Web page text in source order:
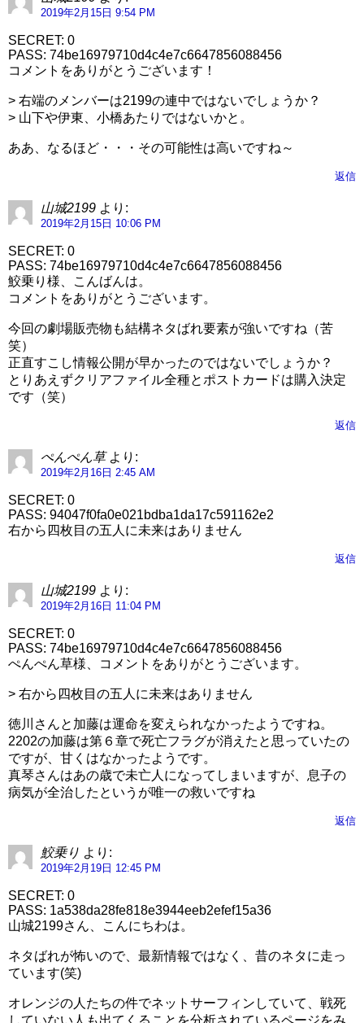
2019年2月15日 9:54 PM
SECRET: 0
PASS: 74be16979710d4c4e7c6647856088456
コメントをありがとうございます！
> 右端のメンバーは2199の連中ではないでしょうか？
> 山下や伊東、小橋あたりではないかと。
ああ、なるほど・・・その可能性は高いですね～
返信
山城2199 より:
2019年2月15日 10:06 PM
SECRET: 0
PASS: 74be16979710d4c4e7c6647856088456
鮫乗り様、こんばんは。
コメントをありがとうございます。
今回の劇場販売物も結構ネタばれ要素が強いですね（苦
笑）
正直すこし情報公開が早かったのではないでしょうか？
とりあえずクリアファイル全種とポストカードは購入決定
です（笑）
返信
ぺんぺん草 より:
2019年2月16日 2:45 AM
SECRET: 0
PASS: 94047f0fa0e021bdba1da17c591162e2
右から四枚目の五人に未来はありません
返信
山城2199 より:
2019年2月16日 11:04 PM
SECRET: 0
PASS: 74be16979710d4c4e7c6647856088456
ぺんぺん草様、コメントをありがとうございます。
> 右から四枚目の五人に未来はありません
徳川さんと加藤は運命を変えられなかったようですね。
2202の加藤は第６章で死亡フラグが消えたと思っていたの
ですが、甘くはなかったようです。
真琴さんはあの歳で未亡人になってしまいますが、息子の
病気が全治したというが唯一の救いですね
返信
鮫乗り より:
2019年2月19日 12:45 PM
SECRET: 0
PASS: 1a538da28fe818e3944eeb2efef15a36
山城2199さん、こんにちわは。
ネタばれが怖いので、最新情報ではなく、昔のネタに走っ
ています(笑)
オレンジの人たちの件でネットサーフィンしていて、戦死